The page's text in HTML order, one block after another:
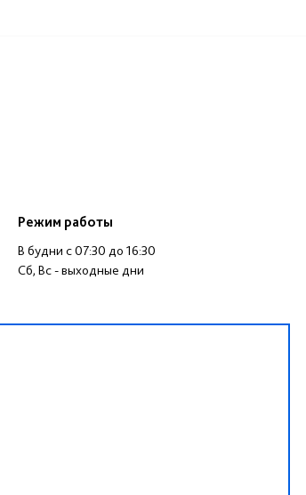
Режим работы
В будни c 07:30 до 16:30
Сб, Вс - выходные дни